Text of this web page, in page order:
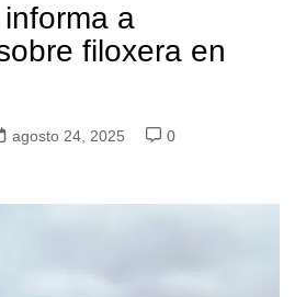
a
filoxera en
agosto 24, 2025
0